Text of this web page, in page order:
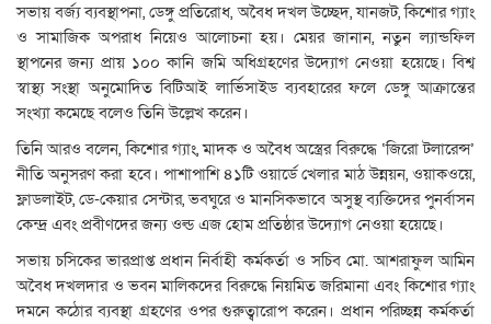
সভায় বর্জ্য ব্যবস্থাপনা, ডেঙ্গু প্রতিরোধ, অবৈধ দখল উচ্ছেদ, যানজট, কিশোর গ্যাং
ও সামাজিক অপরাধ নিয়েও আলোচনা হয়। মেয়র জানান, নতুন ল্যান্ডফিল
স্থাপনের জন্য প্রায় ১০০ কানি জমি অধিগ্রহণের উদ্যোগ নেওয়া হয়েছে। বিশ্ব
স্বাস্থ্য সংস্থা অনুমোদিত বিটিআই লার্ভিসাইড ব্যবহারের ফলে ডেঙ্গু আক্রান্তের
সংখ্যা কমেছে বলেও তিনি উল্লেখ করেন।
তিনি আরও বলেন, কিশোর গ্যাং, মাদক ও অবৈধ অস্ত্রের বিরুদ্ধে ‘জিরো টলারেন্স’
নীতি অনুসরণ করা হবে। পাশাপাশি ৪১টি ওয়ার্ডে খেলার মাঠ উন্নয়ন, ওয়াকওয়ে,
ফ্লাডলাইট, ডে-কেয়ার সেন্টার, ভবঘুরে ও মানসিকভাবে অসুস্থ ব্যক্তিদের পুনর্বাসন
কেন্দ্র এবং প্রবীণদের জন্য ওল্ড এজ হোম প্রতিষ্ঠার উদ্যোগ নেওয়া হয়েছে।
সভায় চসিকের ভারপ্রাপ্ত প্রধান নির্বাহী কর্মকর্তা ও সচিব মো. আশরাফুল আমিন
অবৈধ দখলদার ও ভবন মালিকদের বিরুদ্ধে নিয়মিত জরিমানা এবং কিশোর গ্যাং
দমনে কঠোর ব্যবস্থা গ্রহণের ওপর গুরুত্বারোপ করেন। প্রধান পরিচ্ছন্ন কর্মকর্তা